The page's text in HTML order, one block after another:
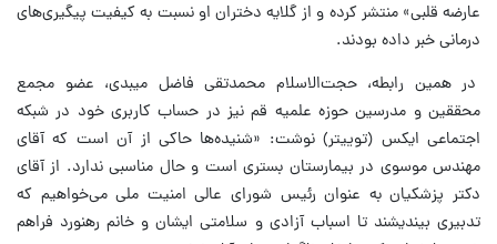
عارضه قلبی» منتشر کرده و از گلایه دختران او نسبت به کیفیت پیگیری‌های
درمانی خبر داده بودند.
در همین رابطه، حجت‌الاسلام محمدتقی فاضل میبدی، عضو مجمع
محققین و مدرسین حوزه علمیه قم نیز در حساب کاربری خود در شبکه
اجتماعی ایکس (توییتر) نوشت: «شنیده‌ها حاکی از آن است که آقای
مهندس موسوی در بیمارستان بستری است و حال مناسبی ندارد. از آقای
دکتر پزشکیان به عنوان رئیس شورای عالی امنیت ملی می‌خواهیم که
تدبیری بیندیشند تا اسباب آزادی و سلامتی ایشان و خانم رهنورد فراهم